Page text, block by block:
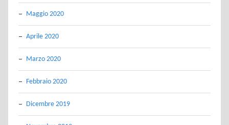
Maggio 2020
Aprile 2020
Marzo 2020
Febbraio 2020
Dicembre 2019